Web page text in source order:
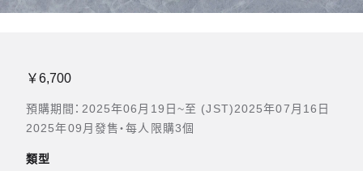
￥6,700
預購期間：2025年06月19日~至 (JST)2025年07月16日
2025年09月發售・每人限購3個
類型